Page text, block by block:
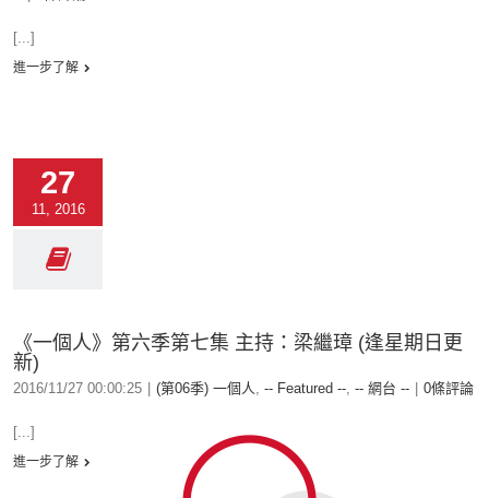
[...]
進一步了解
27
11, 2016
《一個人》第六季第七集 主持：梁繼璋 (逢星期日更
新)
2016/11/27 00:00:25 (第06季) 一個人, -- Featured --, -- 網台 -- 0條評論
[...]
進一步了解